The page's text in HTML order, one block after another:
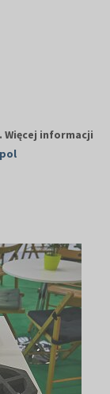
Więcej informacji